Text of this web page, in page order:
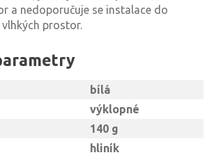
a nedoporučuje se instalace do
prostor.
bílá
výklopné
140 g
hliník